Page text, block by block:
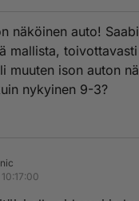
näköinen auto!
mallista,
muuten ison auton
nykyinen 9-3?